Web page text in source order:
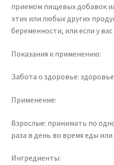
приемом пищевых добавок
этих или любых других
беременности, или если у
Показания к применению:
Забота о здоровье:
Применение:
Взрослые: принимать по
раза в день во время еды
Ингредиенты: